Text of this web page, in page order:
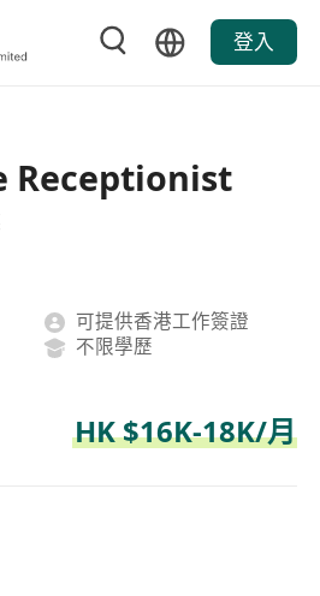
登入
Receptionist
可提供香港工作簽證
不限學歷
HK $16K-18K/月